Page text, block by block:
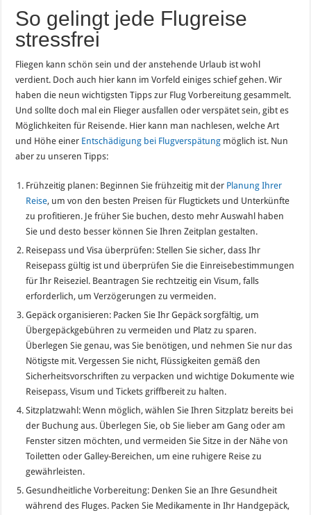
So gelingt jede Flugreise
stressfrei
Fliegen kann schön sein und der anstehende Urlaub ist wohl
verdient. Doch auch hier kann im Vorfeld einiges schief gehen. Wir
haben die neun wichtigsten Tipps zur Flug Vorbereitung gesammelt.
Und sollte doch mal ein Flieger ausfallen oder verspätet sein, gibt es
Möglichkeiten für Reisende. Hier kann man nachlesen, welche Art
und Höhe einer Entschädigung bei Flugverspätung möglich ist. Nun
aber zu unseren Tipps:
Frühzeitig planen: Beginnen Sie frühzeitig mit der Planung Ihrer
Reise, um von den besten Preisen für Flugtickets und Unterkünfte
zu profitieren. Je früher Sie buchen, desto mehr Auswahl haben
Sie und desto besser können Sie Ihren Zeitplan gestalten.
Reisepass und Visa überprüfen: Stellen Sie sicher, dass Ihr
Reisepass gültig ist und überprüfen Sie die Einreisebestimmungen
für Ihr Reiseziel. Beantragen Sie rechtzeitig ein Visum, falls
erforderlich, um Verzögerungen zu vermeiden.
Gepäck organisieren: Packen Sie Ihr Gepäck sorgfältig, um
Übergepäckgebühren zu vermeiden und Platz zu sparen.
Überlegen Sie genau, was Sie benötigen, und nehmen Sie nur das
Nötigste mit. Vergessen Sie nicht, Flüssigkeiten gemäß den
Sicherheitsvorschriften zu verpacken und wichtige Dokumente wie
Reisepass, Visum und Tickets griffbereit zu halten.
Sitzplatzwahl: Wenn möglich, wählen Sie Ihren Sitzplatz bereits bei
der Buchung aus. Überlegen Sie, ob Sie lieber am Gang oder am
Fenster sitzen möchten, und vermeiden Sie Sitze in der Nähe von
Toiletten oder Galley-Bereichen, um eine ruhigere Reise zu
gewährleisten.
Gesundheitliche Vorbereitung: Denken Sie an Ihre Gesundheit
während des Fluges. Packen Sie Medikamente in Ihr Handgepäck,